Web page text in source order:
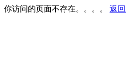
你访问的页面不存在。。。。 返